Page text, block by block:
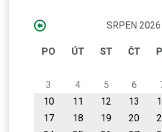
SRPEN 2026
PO ÚT ST ČT
3
4 5 6
10
11 12 13
17
18 19 20